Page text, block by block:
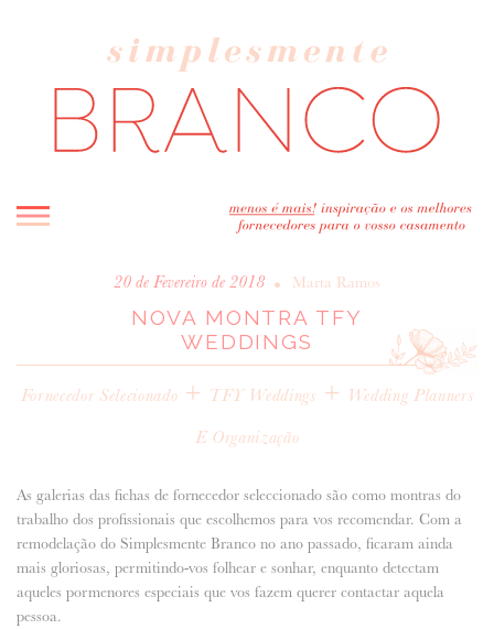
INICIO
BLOG
MELHOR INSPIRAÇÃO
CASAVA-ME AQUI!
FORNECEDORES RECOMENDADOS
ANUNCIE CONNOSCO
20 de Fevereiro de 2018 • Marta Ramos
NOVA MONTRA TFY
WEDDINGS
Fornecedor Selecionado + TFY Weddings + Wedding Planners
E Organização
As galerias das fichas de fornecedor seleccionado são como montras do
trabalho dos profissionais que escolhemos para vos recomendar. Com a
remodelação do Simplesmente Branco no ano passado, ficaram ainda
mais gloriosas, permitindo-vos folhear e sonhar, enquanto detectam
aqueles pormenores especiais que vos fazem querer contactar aquela
pessoa.